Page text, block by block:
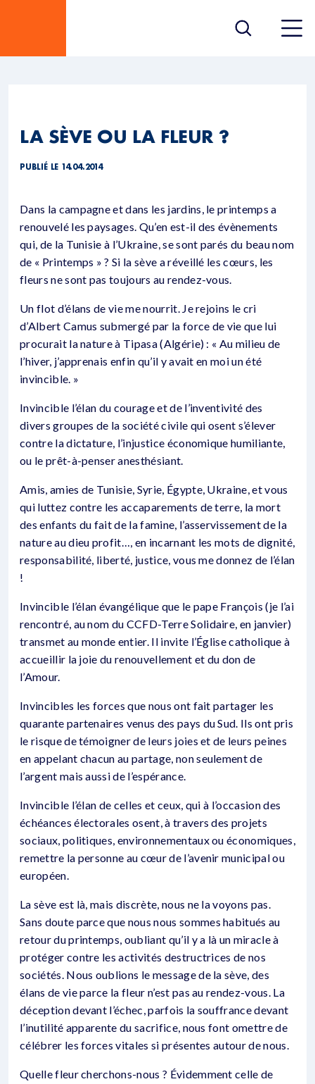
LA SÈVE OU LA FLEUR ?
PUBLIÉ LE 14.04.2014
Dans la campagne et dans les jardins, le printemps a
renouvelé les paysages. Qu’en est-il des évènements
qui, de la Tunisie à l’Ukraine, se sont parés du beau nom
de « Printemps » ? Si la sève a réveillé les cœurs, les
fleurs ne sont pas toujours au rendez-vous.
Un flot d’élans de vie me nourrit. Je rejoins le cri
d’Albert Camus submergé par la force de vie que lui
procurait la nature à Tipasa (Algérie) : « Au milieu de
l’hiver, j’apprenais enfin qu’il y avait en moi un été
invincible. »
Invincible l’élan du courage et de l’inventivité des
divers groupes de la société civile qui osent s’élever
contre la dictature, l’injustice économique humiliante,
ou le prêt-à-penser anesthésiant.
Amis, amies de Tunisie, Syrie, Égypte, Ukraine, et vous
qui luttez contre les accaparements de terre, la mort
des enfants du fait de la famine, l’asservissement de la
nature au dieu profit…, en incarnant les mots de dignité,
responsabilité, liberté, justice, vous me donnez de l’élan
!
Invincible l’élan évangélique que le pape François (je l’ai
rencontré, au nom du CCFD-Terre Solidaire, en janvier)
transmet au monde entier. Il invite l’Église catholique à
accueillir la joie du renouvellement et du don de
l’Amour.
Invincibles les forces que nous ont fait partager les
quarante partenaires venus des pays du Sud. Ils ont pris
le risque de témoigner de leurs joies et de leurs peines
en appelant chacun au partage, non seulement de
l’argent mais aussi de l’espérance.
Invincible l’élan de celles et ceux, qui à l’occasion des
échéances électorales osent, à travers des projets
sociaux, politiques, environnementaux ou économiques,
remettre la personne au cœur de l’avenir municipal ou
européen.
La sève est là, mais discrète, nous ne la voyons pas.
Sans doute parce que nous nous sommes habitués au
retour du printemps, oubliant qu’il y a là un miracle à
protéger contre les activités destructrices de nos
sociétés. Nous oublions le message de la sève, des
élans de vie parce la fleur n’est pas au rendez-vous. La
déception devant l’échec, parfois la souffrance devant
l’inutilité apparente du sacrifice, nous font omettre de
célébrer les forces vitales si présentes autour de nous.
Quelle fleur cherchons-nous ? Évidemment celle de